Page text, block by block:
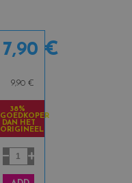
7,90 €
9,90 €
38%
GOEDKOPER
DAN HET
ORIGINEEL